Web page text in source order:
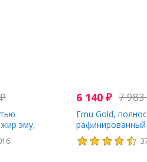
₽
эму,
мл (2 жидк.
6 140 ₽ 7 983
Emu Gold,
унции)